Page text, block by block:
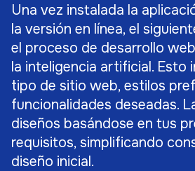
Una vez instalada la
la versión en línea, el
el proceso de desarrollo
la inteligencia artificial. Esto
tipo de sitio web, estilos
funcionalidades deseadas.
diseños basándose en tus
requisitos, simplificando
diseño inicial.